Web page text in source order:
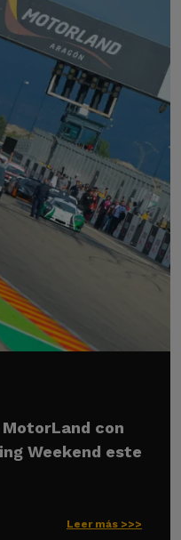
con
Weekend este
Leer más >>>